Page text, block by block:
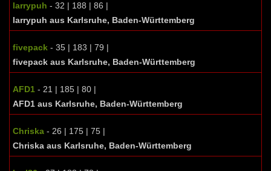
larrypuh - 32 | 188 | 86 |
larrypuh aus Karlsruhe, Baden-Württemberg
fivepack - 35 | 183 | 79 |
fivepack aus Karlsruhe, Baden-Württemberg
AFD1 - 21 | 185 | 80 |
AFD1 aus Karlsruhe, Baden-Württemberg
Chriska - 26 | 175 | 75 |
Chriska aus Karlsruhe, Baden-Württemberg